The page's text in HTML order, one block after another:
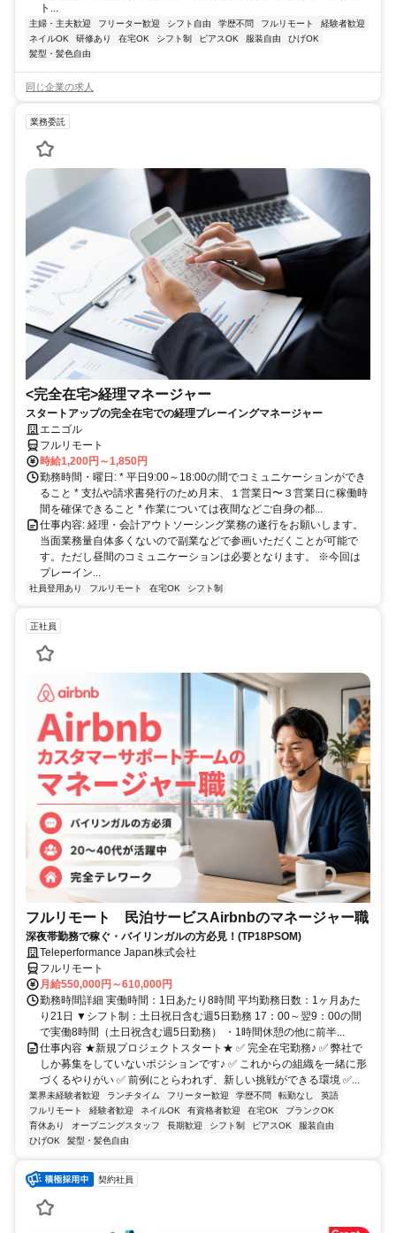
ト...
主婦・主夫歓迎 フリーター歓迎 シフト自由 学歴不問 フルリモート
経験者歓迎
ネイルOK
研修あり 在宅OK シフト制 ピアスOK 服装自由
ひげOK
髪型・髪色自由
同じ企業の求人
業務委託
<完全在宅>経理マネージャー
スタートアップの完全在宅での経理プレーイングマネージャー
エニゴル
フルリモート
時給1,200円～1,850円
勤務時間・曜日: * 平日9:00～18:00の間でコミュニケーションができ
ること * 支払や請求書発行のため月末、１営業日〜３営業日に稼働時
間を確保できること * 作業については夜間などご自身の都...
仕事内容: 経理・会計アウトソーシング業務の遂行をお願いします。
当面業務量自体多くないので副業などで参画いただくことが可能で
す。ただし昼間のコミュニケーションは必要となります。 ※今回は
プレーイン...
社員登用あり フルリモート 在宅OK シフト制
正社員
フルリモート 民泊サービスAirbnbのマネージャー職
深夜帯勤務で稼ぐ・バイリンガルの方必見！(TP18PSOM)
Teleperformance Japan株式会社
フルリモート
月給550,000円～610,000円
勤務時間詳細 実働時間：1日あたり8時間 平均勤務日数：1ヶ月あた
り21日 ▼シフト制：土日祝日含む週5日勤務 17：00～翌9：00の間
で実働8時間（土日祝含む週5日勤務） ・1時間休憩の他に前半...
仕事内容 ★新規プロジェクトスタート★ ✅ 完全在宅勤務♪ ✅ 弊社で
しか募集をしていないポジションです♪ ✅ これからの組織を一緒に形
づくるやりがい ✅ 前例にとらわれず、新しい挑戦ができる環境 ✅...
業界未経験者歓迎 ランチタイム フリーター歓迎 学歴不問 転勤なし
英語
フルリモート
経験者歓迎 ネイルOK 有資格者歓迎 在宅OK
ブランクOK
育休あり
オープニングスタッフ 長期歓迎 シフト制 ピアスOK
服装自由
ひげOK
髪型・髪色自由
契約社員